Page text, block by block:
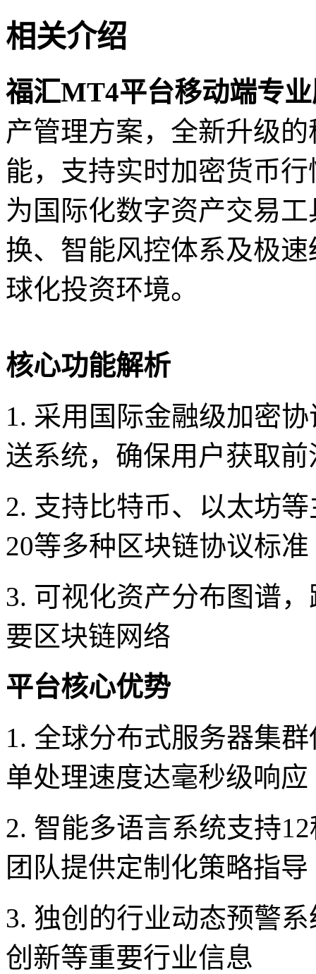
相关介绍
福汇MT4平台移动端专
产管理方案，全新升级
能，支持实时加密货币
为国际化数字资产交易
换、智能风控体系及极
球化投资环境。
核心功能解析
1. 采用国际金融级加密
送系统，确保用户获取
2. 支持比特币、以太坊
20等多种区块链协议标准
3. 可视化资产分布图谱
要区块链网络
平台核心优势
1. 全球分布式服务器集
单处理速度达毫秒级响应
2. 智能多语言系统支持
团队提供定制化策略指导
3. 独创的行业动态预警
创新等重要行业信息